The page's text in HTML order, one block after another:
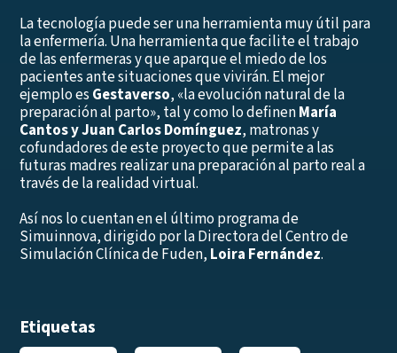
La tecnología puede ser una herramienta muy útil para
la enfermería. Una herramienta que facilite el trabajo
de las enfermeras y que aparque el miedo de los
pacientes ante situaciones que vivirán. El mejor
ejemplo es Gestaverso, «la evolución natural de la
preparación al parto», tal y como lo definenMaría
Cantos y Juan Carlos Domínguez, matronas y
cofundadores de este proyecto que permite a las
futuras madres realizar una preparación al parto real a
través de la realidad virtual.
Así nos lo cuentan en el último programa de
Simuinnova, dirigido por la Directora del Centro de
Simulación Clínica de Fuden, Loira Fernández.
Etiquetas